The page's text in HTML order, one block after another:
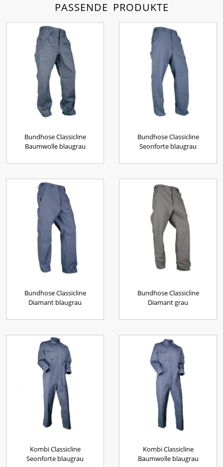
PASSENDE PRODUKTE
Bundhose Classicline
Baumwolle blaugrau
Bundhose Classicline
Seonforte blaugrau
Bundhose Classicline
Diamant blaugrau
Bundhose Classicline
Diamant grau
Kombi Classicline
Seonforte blaugrau
Kombi Classicline
Baumwolle blaugrau